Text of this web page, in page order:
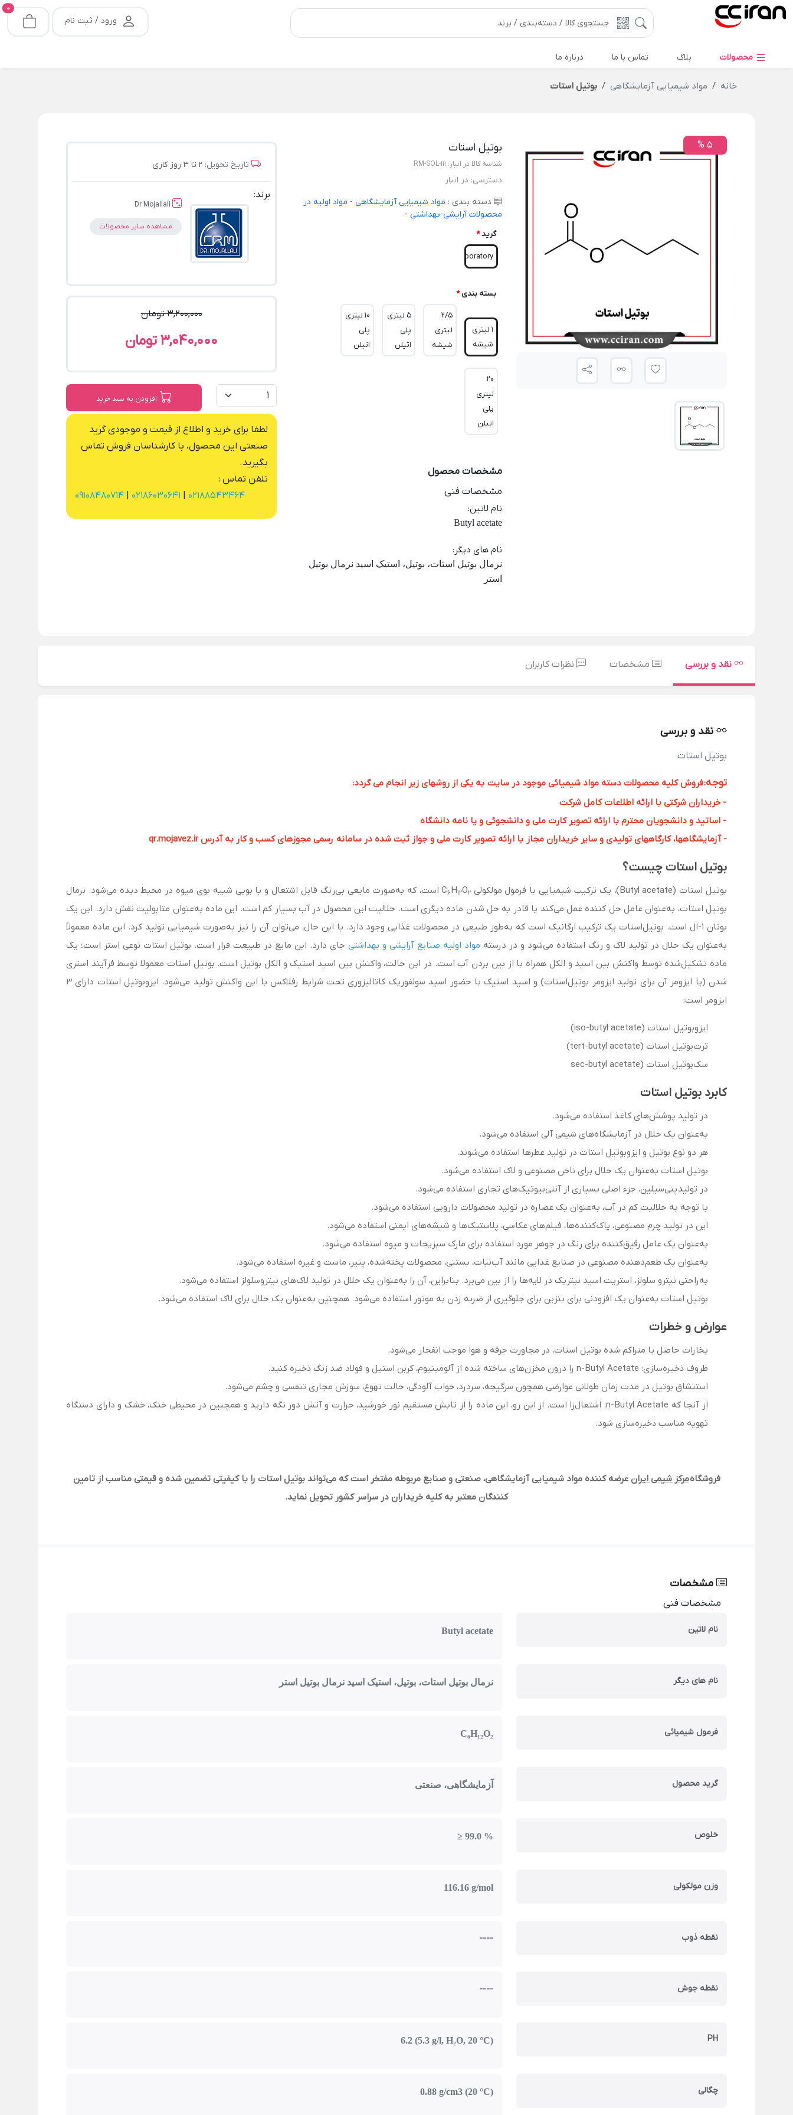
ورود / ثبت نام
0
محصولات بلاگ تماس با ما درباره ما
خانه مواد شیمیایی آزمایشگاهی بوتیل استات
5 % بوتیل استات
شناسه کالا در انبار: RM-SOL-111
دسترسی: در انبار
دسته بندی : مواد شیمیایی آزمایشگاهی - مواد اولیه در
محصولات آرایشی-بهداشتی -
گرید*
Laboratory
بسته بندی *
1 لیتری
شیشه
2/5
لیتری
شیشه
5 لیتری
پلی
اتیلن
10 لیتری
پلی
اتیلن
20
لیتری
پلی
اتیلن
مشخصات محصول
مشخصات فنی
نام لاتین:
Butyl acetate
نام های دیگر :
نرمال بوتیل استات، بوتیل، استیک اسید نرمال بوتیل
استر
تاریخ تحویل: 2 تا 3 روز کاری
برند:
Dr Mojallali
مشاهده سایر محصولات
3,200,000 تومان
3,040,000 تومان
افزودن به سبد خرید
لطفا برای خرید و اطلاع از قیمت و موجودی گرید
صنعتی این محصول، با کارشناسان فروش تماس
بگیرید.
تلفن تماس :
02188543464
02186030641
09108480714
نقد و بررسی مشخصات نظرات کاربران
نقد و بررسی
بوتیل استات
توجه:فروش کلیه محصولات دسته مواد شیمیائی موجود در سایت به یکی از روشهای زیر انجام می گردد:
- خریداران شرکتی با ارائه اطلاعات کامل شرکت
- اساتید و دانشجویان محترم با ارائه تصویر کارت ملی و دانشجوئی و یا نامه دانشگاه
- آزمایشگاهها، کارگاههای تولیدی و سایر خریداران مجاز با ارائه تصویر کارت ملی و جواز ثبت شده در سامانه رسمی مجوزهای کسب و کار به آدرس qr.mojavez.ir
بوتیل استات چیست؟
بوتیل استات (Butyl acetate)، یک ترکیب شیمیایی با فرمول مولکولی C 6H12O2
است، که به‌صورت مایعی بی‌رنگ قابل اشتعال و با بویی شبیه بوی میوه در محیط دیده می‌شود. نرمال
بوتیل استات، به‌عنوان عامل حل کننده عمل می‌کند یا قادر به حل شدن ماده دیگری است. حلالیت این محصول در آب بسیار کم است. این ماده به‌عنوان متابولیت نقش دارد. این یک
بوتان 1-ال است. بوتیل‌استات یک ترکیب ارگانیک است که به‌طور طبیعی در محصولات غذایی وجود دارد. با این حال، می‌توان آن را نیز به‌صورت شیمیایی تولید کرد. این ماده معمولاً
به‌عنوان یک حلال در تولید لاک و رنگ استفاده می‌شود و در درسته مواد اولیه صنایع آرایشی و بهداشتی جای دارد. این مایع در طبیعت فرار است. بوتیل‌ استات نوعی استر است؛ یک
ماده تشکیل‌شده توسط واکنش بین اسید و الکل همراه با از بین‌ بردن آب است. در این حالت، واکنش بین اسید استیک و الکل بوتیل است. بوتیل استات معمولا توسط فرآیند استری
شدن (یا ایزومر آن برای تولید ایزومر بوتیل‌استات) و اسید استیک با حضور اسید سولفوریک کاتالیزوری تحت شرایط رفلاکس با این واکنش تولید می‌شود. ایزوبوتیل استات دارای 3
ایزومر است:
ایزوبوتیل استات (iso-butyl acetate)
ترت‌بوتیل استات (tert-butyl acetate)
سک‌بوتیل استات (sec-butyl acetate
کابرد بوتیل استات
در تولید پوشش‌های کاغذ استفاده می‌شود.
به‌عنوان یک حلال در آزمایشگاه‌های شیمی آلی استفاده می‌شود.
هر دو نوع بوتیل و ایزوبوتیل استات در تولید عطرها استفاده می‌شوند.
بوتیل استات به‌عنوان یک حلال برای ناخن مصنوعی و لاک استفاده می‌شود.
در تولید پنی‌سیلین، جزء اصلی بسیاری از آنتی‌بیوتیک‌های تجاری استفاده می‌شود.
با توجه به حلالیت کم در آب، به‌عنوان یک عصاره در تولید محصولات دارویی استفاده می‌شود.
این در تولید چرم مصنوعی، پاک‌کننده‌ها، فیلم‌های عکاسی، پلاستیک‌ها و شیشه‌های ایمنی استفاده می‌شود.
به‌عنوان یک عامل رقیق‌کننده برای رنگ در جوهر مورد استفاده برای مارک سبزیجات و میوه استفاده می‌شود.
به‌عنوان یک طعم‌دهنده مصنوعی در صنایع غذایی مانند آب‌نبات، بستنی، محصولات پخته‌شده، پنیر، ماست و غیره استفاده می‌شود.
به‌راحتی نیترو سلولز، استریت اسید نیتریک در لایه‌ها را از بین می‌برد. بنابراین، آن را به‌عنوان یک حلال در تولید لاک‌های نیتروسلولز استفاده می‌شود.
بوتیل استات به‌عنوان یک افزودنی برای بنزین برای جلوگیری از ضربه زدن به موتور استفاده می‌شود. همچنین به‌عنوان یک حلال برای لاک استفاده می‌شود.
عوارض و خطرات
بخارات حاصل یا متراکم شده بوتیل استات، در مجاورت جرقه و هوا موجب انفجار می‌شود.
ظروف ذخیره‌سازی: n-Butyl Acetate را درون مخزن‌های ساخته شده از آلومینیوم، کربن استیل و فولاد ضد زنگ ذخیره کنید.
استنشاق بوتیل در مدت زمان طولانی عوارضی همچون سرگیجه، سردرد، خواب آلودگی، حالت تهوع، سوزش مجاری تنفسی و چشم می‌شود.
از آنجا که n-Butyl Acetate، اشتعال‌زا است. از این رو، این ماده را از تابش مستقیم نور خورشید، حرارت و آتش دور نگه دارید و همچنین در محیطی خنک، خشک و دارای دستگاه
تهویه مناسب ذخیره‌سازی شود.
فروشگاهمرکز شیمی ایران عرضه کننده مواد شیمیایی آزمایشگاهی، صنعتی و صنایع مربوطه مفتخر است که می‌تواند بوتیل استات را با کیفیتی تضمین شده و قیمتی مناسب از تامین
کنندگان معتبر به کلیه خریداران در سراسر کشور تحویل نماید.
مشخصات
مشخصات فنی
نام لاتین Butyl acetate
نام های دیگر نرمال بوتیل استات، بوتیل، استیک اسید نرمال بوتیل استر
فرمول شیمیائی C₆H₁₂O₂
گرید محصول آزمایشگاهی، صنعتی
خلوص ≥ 99.0 %
وزن مولکولی 116.16 g/mol
نقطه ذوب ----
نقطه جوش ----
PH
6.2 (5.3 g/l, H₂O, 20 °C)
چگالی 0.88 g/cm3 (20 °C)